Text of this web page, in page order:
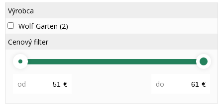
Výrobca
Wolf-Garten (2)
Cenový filter
od € do €